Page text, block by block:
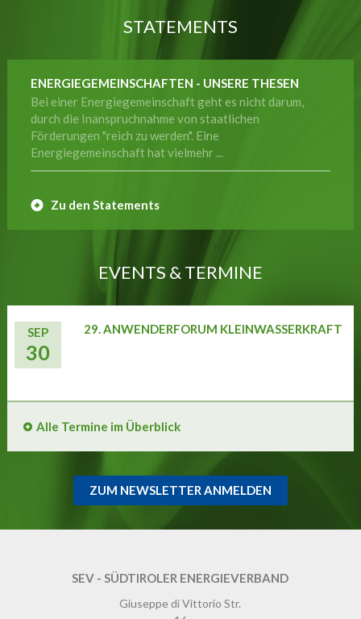
STATEMENTS
ENERGIEGEMEINSCHAFTEN - UNSERE THESEN
Bei einer Energiegemeinschaft geht es nicht darum,
durch die Inanspruchnahme von staatlichen
Förderungen "reich zu werden". Eine
Energiegemeinschaft hat vielmehr ...
Zu den Statements
EVENTS & TERMINE
SEP
30
29. ANWENDERFORUM KLEINWASSERKRAFT
Alle Termine im Überblick
ZUM NEWSLETTER ANMELDEN
SEV - SÜDTIROLER ENERGIEVERBAND
Giuseppe di Vittorio Str.